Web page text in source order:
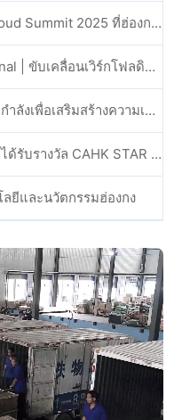
eSign.AI เข้าร่วมงาน Alibaba Cloud Summit 2025 ที่ฮ่องกง เพื่อขับเคลื่อนนวัตกรรมคลาวด์ที่ขับเคลื่อนด้วย AI และความเชื่อมั่นทางดิจิทัล
eSign.AI × Antelope International | ขับเคลื่อนเวิร์กโฟลดิจิทัลที่ปลอดภัยและขับเคลื่อนด้วย AI
eSign.AI × Alibaba Cloud | ผนึกกำลังเพื่อเสริมสร้างความเชื่อมั่นดิจิทัลระดับโลกสำหรับฟินเทค
ขอแสดงความยินดีกับ eSign.AI ที่ได้รับรางวัล CAHK STAR Award 2025
ยีและนวัตกรรมฮ่องกง